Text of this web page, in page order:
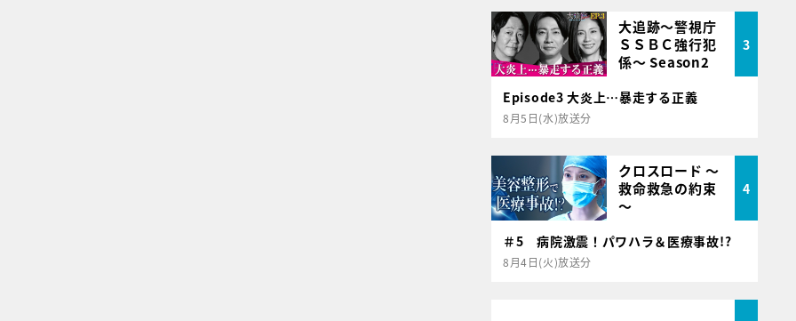
大追跡～警視庁
ＳＳＢＣ強行犯
係～ Season2
3
Episode3 大炎上…暴走する正義
8月5日(水)放送分
クロスロード ～
救命救急の約束
～
4
＃5 病院激震！パワハラ＆医療事故!?
8月4日(火)放送分